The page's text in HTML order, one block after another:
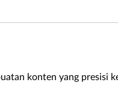
konten yang presisi